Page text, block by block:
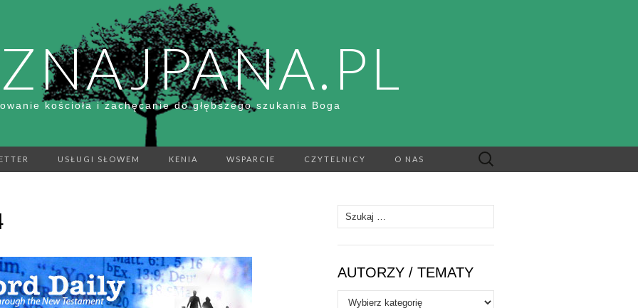
kościoła i zachęcanie do głębszego szukania Boga
USŁUGI SŁOWEM KENIA WSPARCIE CZYTELNICY O NAS Szukaj:
Szukaj:
AUTORZY / TEMATY
Autorzy